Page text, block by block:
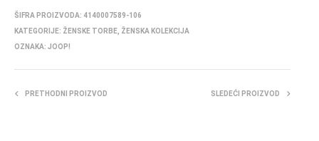
ŠIFRA PROIZVODA: 4140007589-106
KATEGORIJE: ŽENSKE TORBE ŽENSKA KOLEKCIJA
OZNAKA: JOOP!
PRETHODNI PROIZVOD SLEDEĆI PROIZVOD